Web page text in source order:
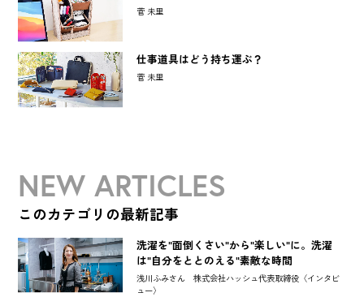
菅 未里
仕事道具はどう持ち運ぶ？
菅 未里
NEW ARTICLES
このカテゴリの最新記事
洗濯を"面倒くさい"から"楽しい"に。洗濯
は"自分をととのえる"素敵な時間
浅川ふみさん 株式会社ハッシュ代表取締役〈インタビ
ュー〉